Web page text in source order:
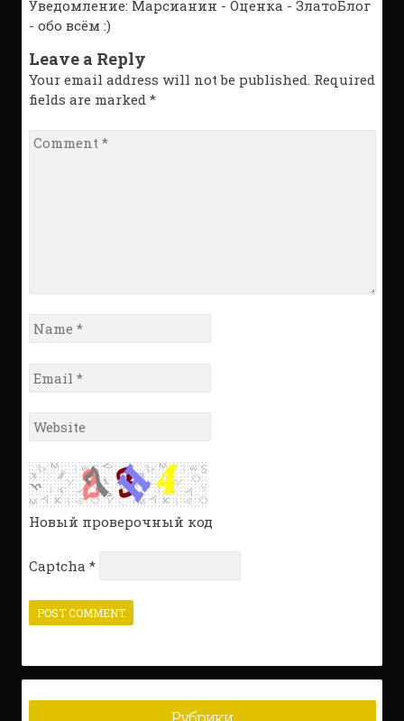
Уведомление: Марсианин - Оценка - ЗлатоБлог
- обо всём :)
Leave a Reply
Your email address will not be published. Required
fields are marked *
Comment
Name
*
Email
*
Website
*
Новый проверочный код
Captcha *